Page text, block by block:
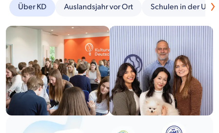
Über KD Auslandsjahr vor Ort Schulen in der